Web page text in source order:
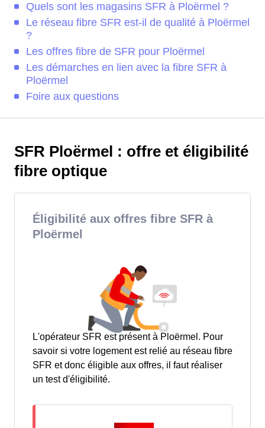
Quels sont les magasins SFR à Ploërmel ?
Le réseau fibre SFR est-il de qualité à Ploërmel
?
Les offres fibre de SFR pour Ploërmel
Les démarches en lien avec la fibre SFR à
Ploërmel
Foire aux questions
SFR Ploërmel : offre et éligibilité
fibre optique
Éligibilité aux offres fibre SFR à
Ploërmel
L'opérateur SFR est présent à Ploërmel. Pour
savoir si votre logement est relié au réseau fibre
SFR et donc éligible aux offres, il faut réaliser
un test d'éligibilité.